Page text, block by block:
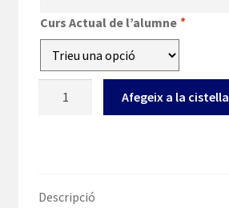
Curs Actual de l’alumne *
Afegeix a la cistella
Descripció